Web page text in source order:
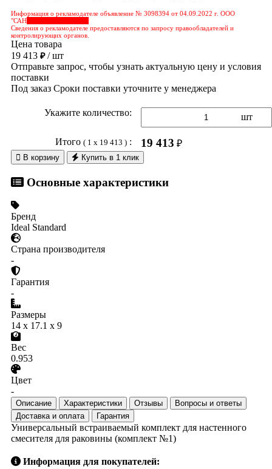
Информация о рекламодателе объявление № 3098394 от 04.09.2022 г. ООО
"САН
Сведения о рекламодателе предоставляются по запросу правообладателей и
контролирующих органов.
Цена товара
19 413 ₽/ шт
Отправьте запрос, чтобы узнать актуальную цену и условия
поставки
Под заказ Сроки поставки уточните у менеджера
Укажите количество: шт
Итого ( 1 x 19 413 ): 19 413 ₽
 В корзину Купить в 1 клик
Основные характеристики
Бренд
Ideal Standard
Страна производителя
-
Гарантия
-
Размеры
14 x 17.1 x 9
Вес
0.953
Цвет
-
Описание Характеристики Отзывы
Вопросы и ответы
Доставка и оплата
Гарантия
Универсальный встраиваемый комплект для настенного
смесителя для раковины (комплект №1)
Информация для покупателей: